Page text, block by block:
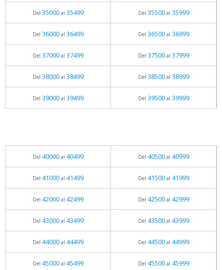
Del 35000al 35499 Del 35500al 35999
Del 36000al 36499 Del 36500al 36999
Del 37000al 37499 Del 37500al 37999
Del 38000al 38499 Del 38500al 38999
Del 39000al 39499 Del 39500al 39999
Del 40000al 40499 Del 40500al 40999
Del 41000al 41499 Del 41500al 41999
Del 42000al 42499 Del 42500al 42999
Del 43000al 43499 Del 43500al 43999
Del 44000al 44499 Del 44500al 44999
Del 45000al 45499 Del 45500al 45999